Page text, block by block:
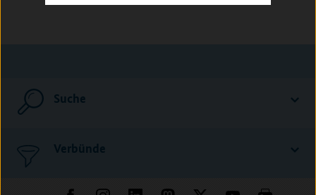
Suche
Verbünde